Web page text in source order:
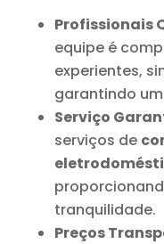
Profissionais
equipe é
experientes,
garantindo
Serviço
serviços de
tranquilidade.
Preços